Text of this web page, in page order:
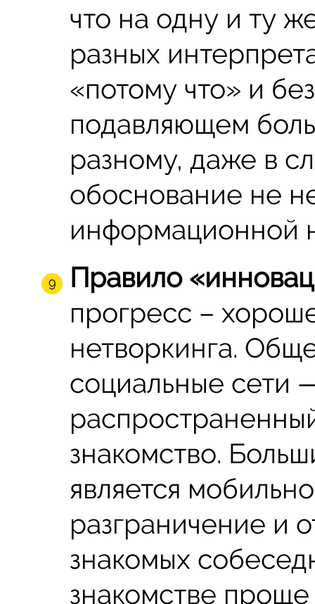
что на одну и ту
разных
«потому что» и
подавляющем
разному, даже в
обоснование не
информационной
Правило
прогресс –
нетворкинга.
социальные сети
знакомство.
является
разграничение и
знакомых
знакомстве проще